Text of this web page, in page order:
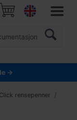
→
rensepenner